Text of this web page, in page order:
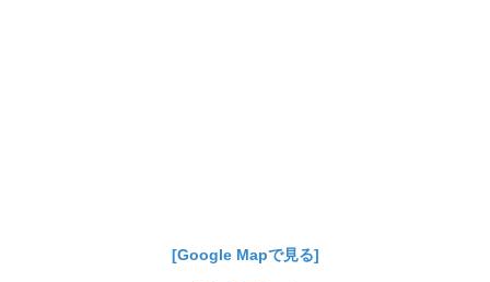
[Google Mapで見る]